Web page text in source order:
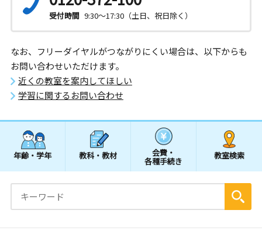
受付時間 9:30～17:30（土日、祝日除く）
なお、フリーダイヤルがつながりにくい場合は、以下からも
お問い合わせいただけます。
近くの教室を案内してほしい
学習に関するお問い合わせ
年齢・学年 教科・教材 会費・
各種手続き
教室検索